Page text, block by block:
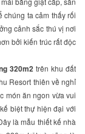
chúng ta cảm thấy rối
cảnh sắc thú vị nơi
bởi kiến trúc rất độc
320m2 trên khu đất
Resort thiên về nghỉ
món ăn ngon vừa vui
biệt thự hiện đại với
là mẫu thiết kế nhà